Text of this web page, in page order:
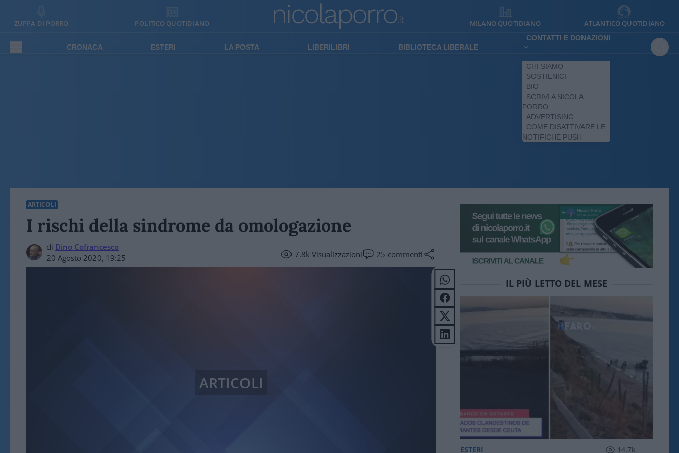
ZUPPA DI PORRO POLITICO QUOTIDIANO MILANO QUOTIDIANO ATLANTICO QUOTIDIANO
CRONACA ESTERI LA POSTA LIBERILIBRI BIBLIOTECA LIBERALE
CONTATTI E DONAZIONI
CHI SIAMO
SOSTIENICI
BIO
SCRIVI A NICOLA
PORRO
ADVERTISING
COME DISATTIVARE LE
NOTIFICHE PUSH
ARTICOLI
I rischi della sindrome da omologazione
di Dino Cofrancesco
20 Agosto 2020, 19:25
7.8kVisualizzazioni 25 commenti
ARTICOLI
IL PIÙ LETTO DEL MESE
ESTERI 14.7k